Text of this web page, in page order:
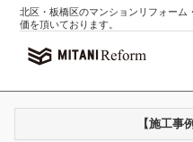
北区・板橋区のマンションリフォー
価を頂いております。
【施工事